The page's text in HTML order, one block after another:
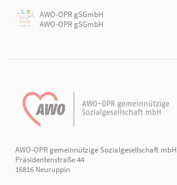
AWO-OPR gSGmbH
AWO-OPR gSGmbH
AWO-OPR gemeinnützige Sozialgesellschaft mbH
Präsidentenstraße 44
16816 Neuruppin